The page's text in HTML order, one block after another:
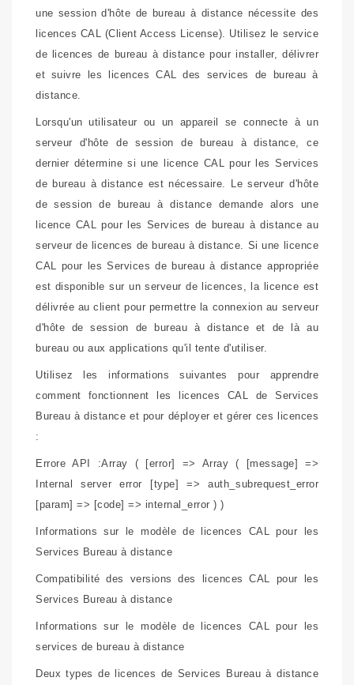
une session d'hôte de bureau à distance nécessite des
licences CAL (Client Access License). Utilisez le service
de licences de bureau à distance pour installer, délivrer
et suivre les licences CAL des services de bureau à
distance.
Lorsqu'un utilisateur ou un appareil se connecte à un
serveur d'hôte de session de bureau à distance, ce
dernier détermine si une licence CAL pour les Services
de bureau à distance est nécessaire. Le serveur d'hôte
de session de bureau à distance demande alors une
licence CAL pour les Services de bureau à distance au
serveur de licences de bureau à distance. Si une licence
CAL pour les Services de bureau à distance appropriée
est disponible sur un serveur de licences, la licence est
délivrée au client pour permettre la connexion au serveur
d'hôte de session de bureau à distance et de là au
bureau ou aux applications qu'il tente d'utiliser.
Utilisez les informations suivantes pour apprendre
comment fonctionnent les licences CAL de Services
Bureau à distance et pour déployer et gérer ces licences
:
Errore API :Array ( [error] => Array ( [message] =>
Internal server error [type] => auth_subrequest_error
[param] => [code] => internal_error ) )
Informations sur le modèle de licences CAL pour les
Services Bureau à distance
Compatibilité des versions des licences CAL pour les
Services Bureau à distance
Informations sur le modèle de licences CAL pour les
services de bureau à distance
Deux types de licences de Services Bureau à distance